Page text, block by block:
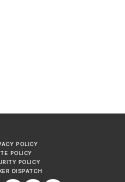
POLICY
POLICY
POLICY
DISPATCH